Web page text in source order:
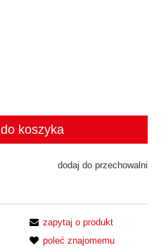
do koszyka
dodaj do przechowalni
zapytaj o produkt
poleć znajomemu